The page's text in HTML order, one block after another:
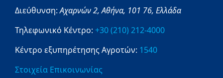
Διεύθυνση:Αχαρνών 2,Αθήνα, 101 76, Ελλάδα
Τηλεφωνικό Κέντρο: +30 (210) 212-4000
Κέντρο εξυπηρέτησης Αγροτών: 1540
Στοιχεία Επικοινωνίας